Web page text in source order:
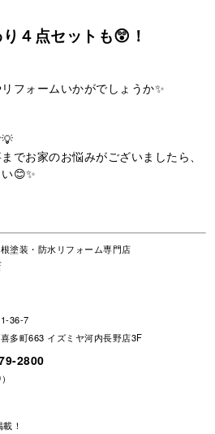
４点セットも😲！
フォームいかがでしょうか✨
でお家のお悩みがございましたら、
😊✨
塗装・防水リフォーム専門店
36-7
多町663 イズミヤ河内長野店3F
2800
！